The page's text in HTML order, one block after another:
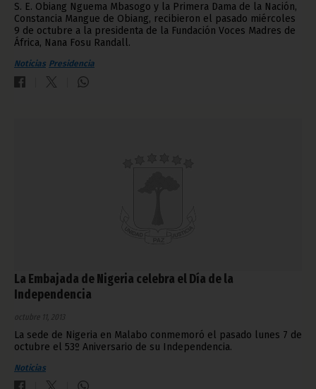
S. E. Obiang Nguema Mbasogo y la Primera Dama de la Nación,
Constancia Mangue de Obiang, recibieron el pasado miércoles
9 de octubre a la presidenta de la Fundación Voces Madres de
África, Nana Fosu Randall.
Noticias Presidencia
La Embajada de Nigeria celebra el Día de la
Independencia
octubre 11, 2013
La sede de Nigeria en Malabo conmemoró el pasado lunes 7 de
octubre el 53º Aniversario de su Independencia.
Noticias